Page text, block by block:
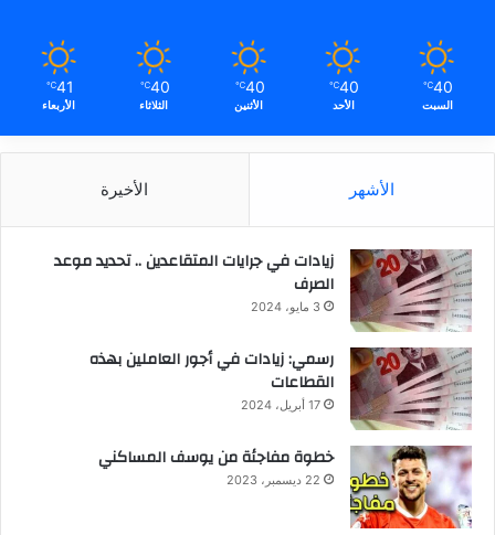
40
℃
السبت
40
℃
الأحد
40
℃
الأثنين
40
℃
الثلاثاء
41
℃
الأربعاء
الأشهر الأخيرة
زيادات في جرايات المتقاعدين .. تحديد موعد
الصرف
3 مايو، 2024
رسمي: زيادات في أجور العاملين بهذه
القطاعات
17 أبريل، 2024
خطوة مفاجئة من يوسف المساكني
22 ديسمبر، 2023